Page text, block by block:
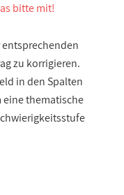
bitte mit!
entsprechenden
zu korrigieren.
in den Spalten
eine thematische